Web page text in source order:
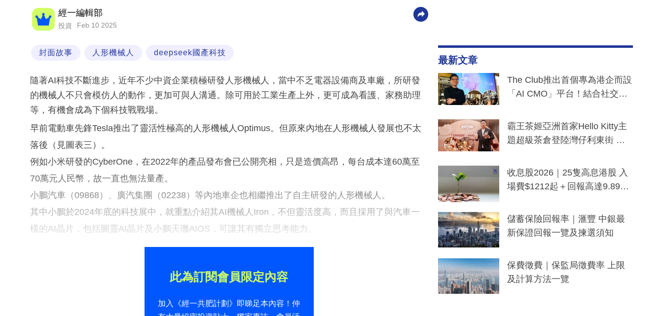
經一編輯部
投資 Feb 10 2025
封面故事 人形機械人 deepseek國產科技
隨著AI科技不斷進步，近年不少中資企業積極研發人形機械人，當中不乏電器設備商及車廠，所研發
的機械人不只會模仿人的動作，更加可與人溝通。除可用於工業生產上外，更可成為看護、家務助理
等，有機會成為下個科技戰戰場。
早前電動車先鋒Tesla推出了靈活性極高的人形機械人Optimus。但原來內地在人形機械人發展也不太
落後（見圖表三）。
例如小米研發的CyberOne，在2022年的產品發布會已公開亮相，只是造價高昂，每台成本達60萬至
70萬元人民幣，故一直也無法量產。
小鵬汽車（09868）、廣汽集團（02238）等內地車企也相繼推出了自主研發的人形機械人。
其中小鵬於2024年底的科技展中，就重點介紹其AI機械人Iron，不但靈活度高，而且採用了與汽車一
樣的AI晶片，包括圖靈AI晶片及小鵬天璣AIOS，可讓其有獨立思考能力。
此為訂閱會員限定內容
加入《經一共肥計劃》即睇足本內容！仲
最新文章
The Club推出首個專為港企而設
「AI CMO」平台！結合社交聆
分鐘生成「貼地」宣傳短片
霸王茶姬亞洲首家Hello Kitty主
題超級茶倉登陸灣仔利東街 推
y及香港限定特調系列
收息股2026｜25隻高息港股 入
場費$1212起＋回報高達9.89
儲蓄保險回報率｜滙豐 中銀最
新保證回報一覽及揀選須知
保費徵費｜保監局徵費率 上限
及計算方法一覽